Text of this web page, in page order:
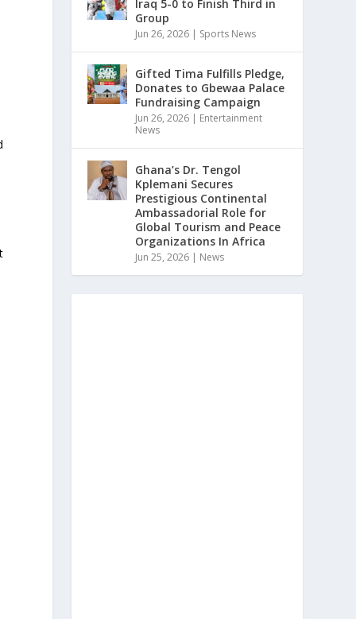
Iraq 5-0 to Finish Third in
Group
Jun 26, 2026 | Sports News
Gifted Tima Fulfills Pledge,
Donates to Gbewaa Palace
Fundraising Campaign
Jun 26, 2026 | Entertainment
News
Ghana’s Dr. Tengol
Kplemani Secures
Prestigious Continental
Ambassadorial Role for
Global Tourism and Peace
Organizations In Africa
Jun 25, 2026 | News